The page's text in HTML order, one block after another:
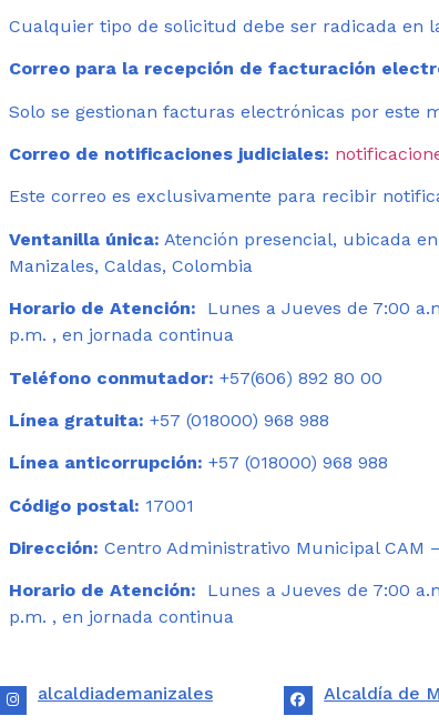
Cualquier tipo de solicitud debe ser radicada en
Correo para la recepción de facturación
Solo se gestionan facturas electrónicas por este
Correo de notificaciones judiciales:
Este correo es exclusivamente para recibir
Ventanilla única: Atención presencial, ubicada
Manizales, Caldas, Colombia
Horario de Atención:
Lunes a Jueves de 7:00
p.m. , en jornada continua
Teléfono conmutador: +57(606) 892 80 00
Línea gratuita: +57 (018000) 968 988
Línea anticorrupción: +57 (018000) 968 988
Código postal: 17001
Dirección: Centro Administrativo Municipal CAM
Horario de Atención: Lunes a Jueves de 7:00
p.m. , en jornada continua
alcaldiademanizales Alcaldía de